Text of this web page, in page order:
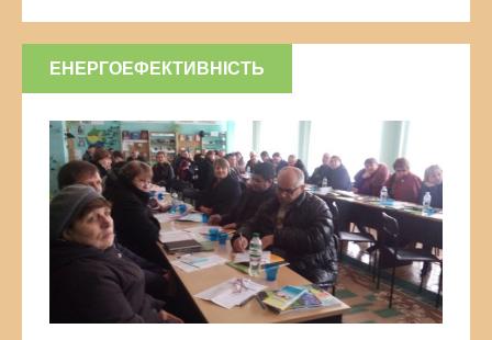
ЕНЕРГОЕФЕКТИВНІСТЬ